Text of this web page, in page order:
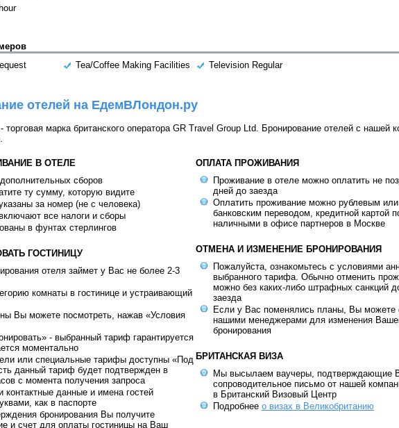
Tea/Coffee Making Facilities
Television Regular
отелей на ЕдемВЛондон.ру
марка британского оператора GR Travel Group Ltd. Бронирование отелей с нашей
В ОТЕЛЕ
сборов
ту сумму, которую видите
за номер (не с человека)
все налоги и сборы
в фунтах стерлингов
ГОСТИНИЦУ
отеля займет у Вас не более 2-3
комнаты в гостинице и устраивающий
Вы можете посмотреть, нажав «Условия
- выбранный тариф гарантируется
моментально
или специальные тарифы доступны «Под
данный тариф будет подтвержден в
с момента получения запроса
контактные данные и имена гостей
как в паспорте
бронирования Вы получите
и счет для оплаты гостиницы на Ваш
ОПЛАТА ПРОЖИВАНИЯ
Проживание в отеле можно оплатить не
дней до заезда
Оплатить проживание можно рублевым
банковским переводом, кредитной картой
наличными в офисе партнеров в Москве
ОТМЕНА И ИЗМЕНЕНИЕ БРОНИРОВАНИЯ
Пожалуйста, ознакомьтесь с условиями
выбранного тарифа. Обычно отменить
можно без каких-либо штрафных санкций
заезда
Если у Вас поменялись планы, Вы можете
нашими менеджерами для изменения
бронирования
БРИТАНСКАЯ ВИЗА
Мы высылаем ваучеры, подтверждающие
сопроводительное письмо от нашей
в Британский Визовый Центр
Подробнее о визах в Великобританию